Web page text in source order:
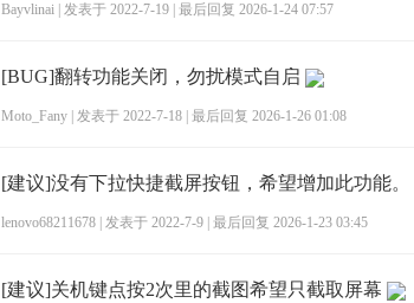
Bayvlinai 发表于 2022-7-19 最后回复 2026-1-24 07:57
[BUG]翻转功能关闭，勿扰模式自启
Moto_Fany 发表于 2022-7-18 最后回复 2026-1-26 01:08
[建议]没有下拉快捷截屏按钮，希望增加此功能。
lenovo68211678 发表于 2022-7-9 最后回复 2026-1-23 03:45
[建议]关机键点按2次里的截图希望只截取屏幕